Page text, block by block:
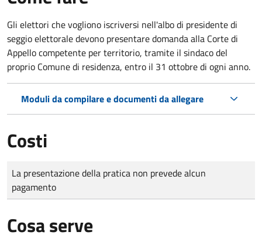
Gli elettori che vogliono iscriversi nell'albo di presidente di
seggio elettorale devono presentare domanda alla Corte di
Appello competente per territorio, tramite il sindaco del
proprio Comune di residenza, entro il 31 ottobre di ogni anno.
Moduli da compilare e documenti da allegare
Costi
Tipo di pagamento
Importo
La presentazione della pratica non prevede alcun
pagamento
Cosa serve